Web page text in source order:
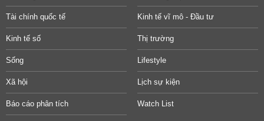
Tài chính quốc tế Kinh tế vĩ mô - Đầu tư
Kinh tế số Thị trường
Sống Lifestyle
Xã hội Lịch sự kiện
Báo cáo phân tích Watch List